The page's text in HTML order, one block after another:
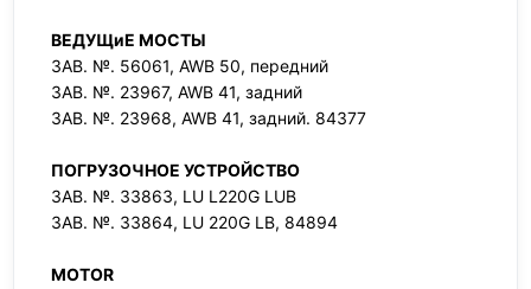
ВЕДУЩиЕ МОСТЫ
ЗАВ. №. 56061, AWB 50, передний
ЗАВ. №. 23967, AWB 41, задний
ЗАВ. №. 23968, AWB 41, задний. 84377
ПОГРУЗОЧНОЕ УСТРОЙСТВО
ЗАВ. №. 33863, LU L220G LUB
ЗАВ. №. 33864, LU 220G LB, 84894
MOTOR